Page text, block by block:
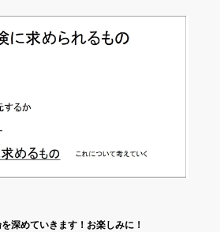
めていきます！お楽しみに！